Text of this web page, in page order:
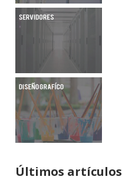
Últimos artículos